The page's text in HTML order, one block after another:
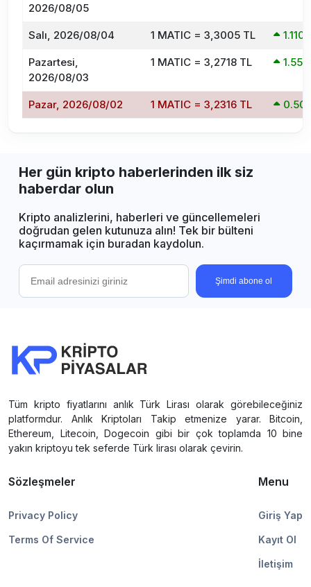
2026/08/05
Salı, 2026/08/04 1 MATIC = 3,3005 TL
Pazartesi,
2026/08/03
1 MATIC = 3,2718 TL
Pazar, 2026/08/02 1 MATIC = 3,2316 TL
Her gün kripto haberlerinden ilk siz
haberdar olun
Kripto analizlerini, haberleri ve güncellemeleri
doğrudan gelen kutunuza alın! Tek bir bülteni
kaçırmamak için buradan kaydolun.
Şimdi abone ol
Tüm kripto fiyatlarını anlık Türk Lirası olarak görebileceğiniz
platformdur. Anlık Kriptoları Takip etmenize yarar. Bitcoin,
Ethereum, Litecoin, Dogecoin gibi bir çok toplamda 10 bine
yakın kriptoyu tek seferde Türk lirası olarak çevirin.
Sözleşmeler
Privacy Policy
Terms Of Service
Menu
Giriş Yap
Kayıt Ol
İletişim